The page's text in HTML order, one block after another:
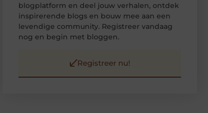
blogplatform en deel jouw verhalen, ontdek
inspirerende blogs en bouw mee aan een
levendige community. Registreer vandaag
nog en begin met bloggen.
Registreer nu!